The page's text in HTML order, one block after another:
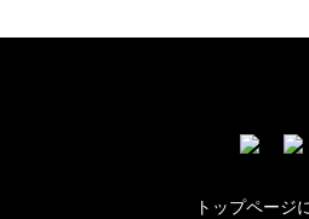
トップページ